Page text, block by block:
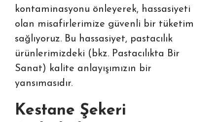
kontaminasyonu önleyerek, hassasiyeti
olan misafirlerimize güvenli bir tüketim
sağlıyoruz. Bu hassasiyet, pastacılık
ürünlerimizdeki (bkz. Pastacılıkta Bir
Sanat) kalite anlayışımızın bir
yansımasıdır.
Kestane Şekeri